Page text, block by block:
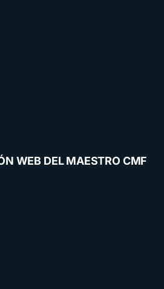
WEB DEL MAESTRO CMF